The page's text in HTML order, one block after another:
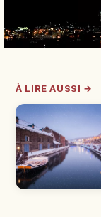
À LIRE AUSSI →